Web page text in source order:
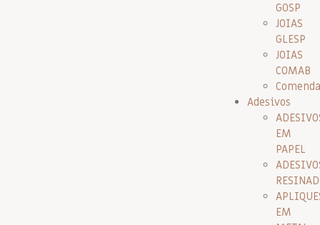
GOSP
JOIAS
GLESP
JOIAS
COMAB
Adesivos
EM
PAPEL
EM